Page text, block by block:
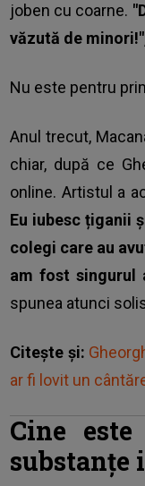
joben cu coarne.
văzută de
Nu este pentru
Anul trecut,
chiar, după ce
online. Artistul a
Eu iubesc țiganii
colegi care au
am fost singurul
spunea atunci
Citește și:
ar fi lovit un
Cine
substanțe